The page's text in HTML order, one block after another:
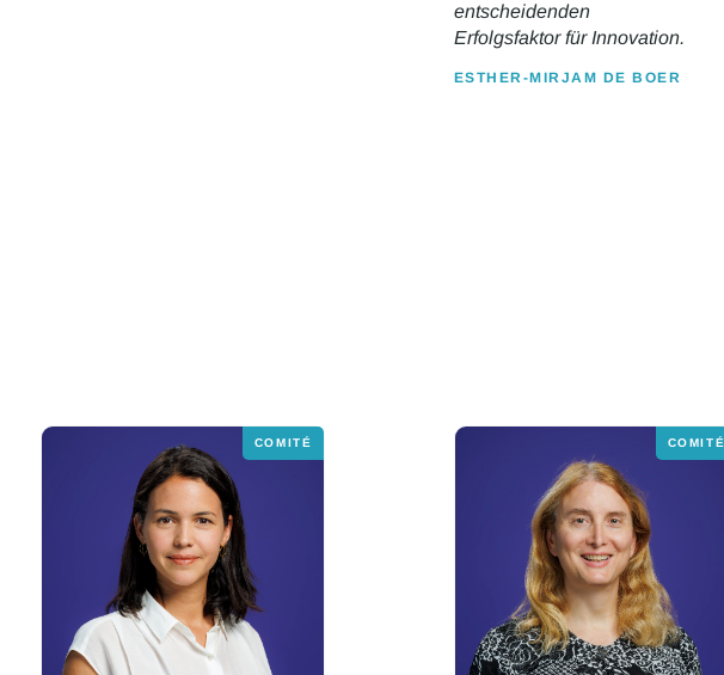
entscheidenden
Erfolgsfaktor für Innovation.
ESTHER-MIRJAM DE BOER
COMITÉ COMITÉ